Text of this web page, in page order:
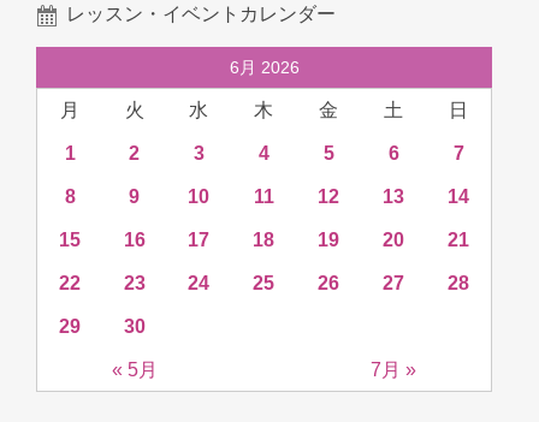
レッスン・イベントカレンダー
6月 2026
月 火 水 木 金 土 日
« 5月 7月 »
1 2 3 4 5 6 7
8 9 10 11 12 13 14
15 16 17 18 19 20 21
22 23 24 25 26 27 28
29 30